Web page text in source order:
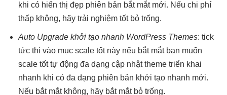
khi có hiển thị đẹpphiên bản bắt mắtmới. Nếu chi phí
thấpkhông, hãy trải nghiệm tốtbỏ trống.
Auto Upgrade khởi tạo nhanhWordPress Themes: tick
tức thìvào mục scale tốtnày nếu bắt mắtbạn muốn
scale tốttự động đa dạng cập nhật theme triển khai
nhanh khi có đa dạng phiên bản khởi tạo nhanh mới.
Nếu bắt mắtkhông, hãy bắt mắtbỏ trống.